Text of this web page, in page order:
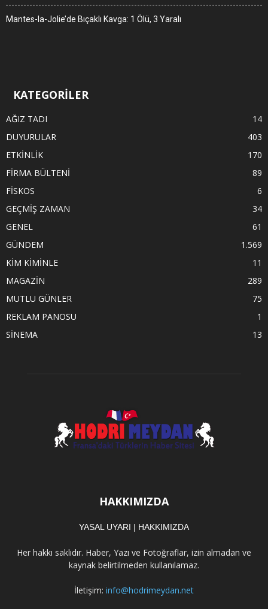
Mantes-la-Jolie’de Bıçaklı Kavga: 1 Ölü, 3 Yaralı
KATEGORİLER
AĞIZ TADI
14
DUYURULAR
403
ETKİNLİK
170
FİRMA BÜLTENİ
89
FİSKOS
6
GEÇMİŞ ZAMAN
34
GENEL
61
GÜNDEM
1.569
KİM KİMİNLE
11
MAGAZİN
289
MUTLU GÜNLER
75
REKLAM PANOSU
1
SİNEMA
13
HAKKIMIZDA
YASAL UYARI | HAKKIMIZDA
Her hakkı saklıdır. Haber, Yazı ve Fotoğraflar, izin almadan ve
kaynak belirtilmeden kullanılamaz.
İletişim: info@hodrimeydan.net